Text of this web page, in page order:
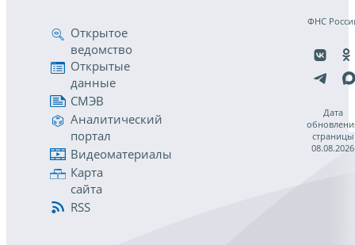
Открытое
ведомство
Открытые
данные
СМЭВ
Аналитический
портал
Видеоматериалы
Карта
сайта
RSS
ФНС
Дата
страницы
08.08.2026